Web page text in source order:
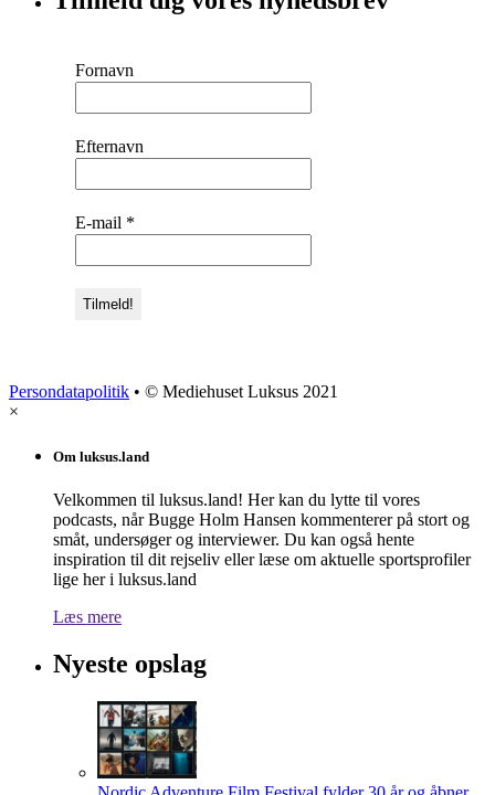
Fornavn
Efternavn
E-mail *
Persondatapolitik • © Mediehuset Luksus 2021
×
Om luksus.land
Velkommen til luksus.land! Her kan du lytte til vores
podcasts, når Bugge Holm Hansen kommenterer på stort og
småt, undersøger og interviewer. Du kan også hente
inspiration til dit rejseliv eller læse om aktuelle sportsprofiler
lige her i luksus.land
Læs mere
Nyeste opslag